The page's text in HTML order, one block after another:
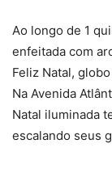
Ao longo de 1
enfeitada com
Feliz Natal,
Na Avenida
Natal iluminada
escalando seus